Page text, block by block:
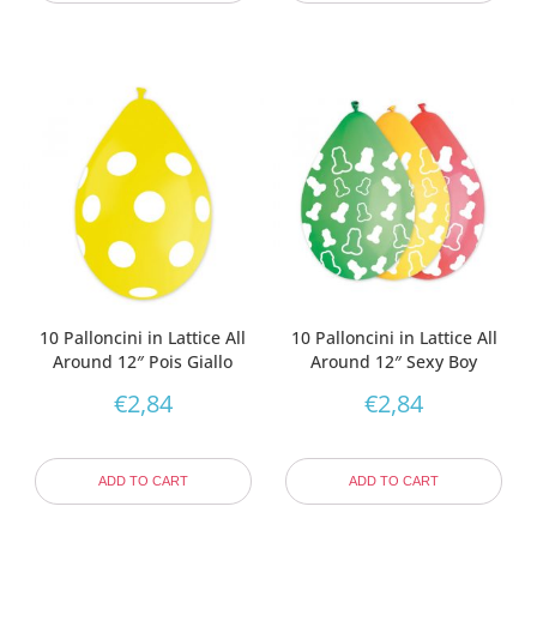
10 Palloncini in Lattice All
Around 12″ Pois Giallo
€2,84
ADD TO CART
10 Palloncini in Lattice All
Around 12″ Sexy Boy
€2,84
ADD TO CART